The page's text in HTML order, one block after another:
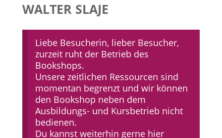
WALTER SLAJE
Liebe Besucherin, lieber Besucher,
zurzeit ruht der Betrieb des
Bookshops.
Unsere zeitlichen Ressourcen sind
momentan begrenzt und wir können
den Bookshop neben dem
Ausbildungs- und Kursbetrieb nicht
bedienen.
Du kannst weiterhin gerne hier